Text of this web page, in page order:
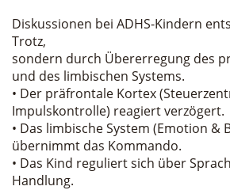
Diskussionen bei ADHS-Kindern
Trotz,
sondern durch Übererregung des
und des limbischen Systems.
• Der präfrontale Kortex
Impulskontrolle) reagiert verzögert.
• Das limbische System (Emotion &
übernimmt das Kommando.
• Das Kind reguliert sich über
Handlung.